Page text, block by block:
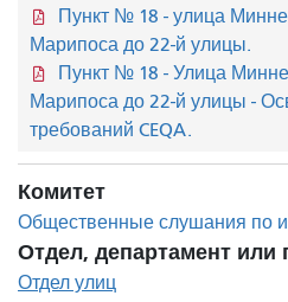
Пункт № 18 - улица
Марипоса до 22-й улицы.
Пункт № 18 - Улица
Марипоса до 22-й улицы -
требований CEQA.
Комитет
Общественные слушания по
Отдел, департамент или
Отдел улиц